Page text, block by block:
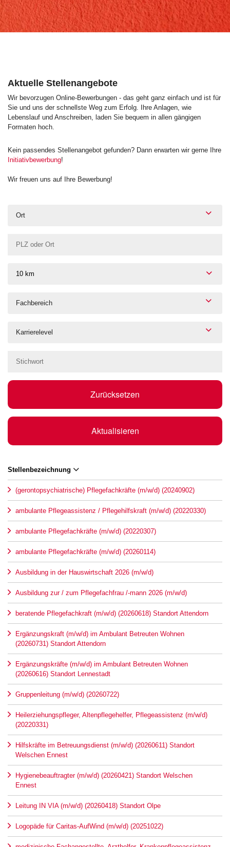
Aktuelle Stellenangebote
Wir bevorzugen Online-Bewerbungen - das geht ganz einfach und ist für
Sie und uns der schnellste Weg zum Erfolg. Ihre Anlagen, wie
Lebenslauf und Anschreiben, laden Sie bequem in allen gängigen
Formaten hoch.
Kein passendes Stellenangebot gefunden? Dann erwarten wir gerne Ihre
Initiativbewerbung!
Wir freuen uns auf Ihre Bewerbung!
Ort
10 km
Fachbereich
Karrierelevel
Zurücksetzen
Aktualisieren
Stellenbezeichnung
(gerontopsychiatrische) Pflegefachkräfte (m/w/d) (20240902)
ambulante Pflegeassistenz / Pflegehilfskraft (m/w/d) (20220330)
ambulante Pflegefachkräfte (m/w/d) (20220307)
ambulante Pflegefachkräfte (m/w/d) (20260114)
Ausbildung in der Hauswirtschaft 2026 (m/w/d)
Ausbildung zur / zum Pflegefachfrau /-mann 2026 (m/w/d)
beratende Pflegefachkraft (m/w/d) (20260618) Standort Attendorn
Ergänzungskraft (m/w/d) im Ambulant Betreuten Wohnen
(20260731) Standort Attendorn
Ergänzungskräfte (m/w/d) im Ambulant Betreuten Wohnen
(20260616) Standort Lennestadt
Gruppenleitung (m/w/d) (20260722)
Heilerziehungspfleger, Altenpflegehelfer, Pflegeassistenz (m/w/d)
(20220331)
Hilfskräfte im Betreuungsdienst (m/w/d) (20260611) Standort
Welschen Ennest
Hygienebeauftragter (m/w/d) (20260421) Standort Welschen
Ennest
Leitung IN VIA (m/w/d) (20260418) Standort Olpe
Logopäde für Caritas-AufWind (m/w/d) (20251022)